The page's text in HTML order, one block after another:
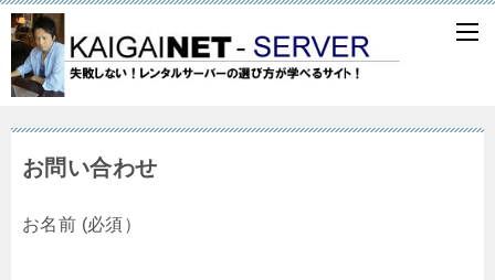
お問い合わせ
お名前 (必須）